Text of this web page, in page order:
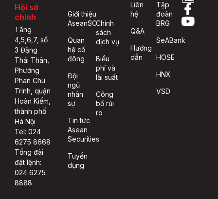
Hội sở
chính
Tầng
4,5,6,7, số
3 Đặng
Thái Thân,
Phường
Phan Chu
Trinh, quận
Hoàn Kiếm,
thành phố
Hà Nội
Tel: 024
6275 8668
Tổng đài
đặt lệnh:
024 6275
8888
Giới thiệu
AseanSC
Quan
hệ cổ
đông
Đội
ngũ
nhân
sự
Tin tức
Asean
Securities
Tuyển
dụng
Chính
sách
dịch vụ
Biểu
phí và
lãi suất
Công
bố rủi
ro
Liên
hệ
Q&A
Hướng
dẫn
Tập
đoàn
BRG
SeABank
HOSE
HNX
VSD